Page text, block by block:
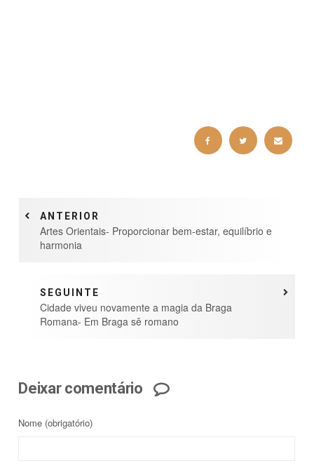
ANTERIOR
Artes Orientais- Proporcionar bem-estar, equilíbrio e
harmonia
SEGUINTE
Cidade viveu novamente a magia da Braga
Romana- Em Braga sê romano
Deixar comentário
Nome (obrigatório)